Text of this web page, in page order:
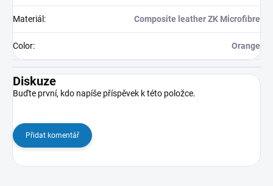
Materiál : Composite leather ZK Microfibre
Color: Orange
Diskuze
Buďte první, kdo napíše příspěvek k této položce.
Přidat komentář